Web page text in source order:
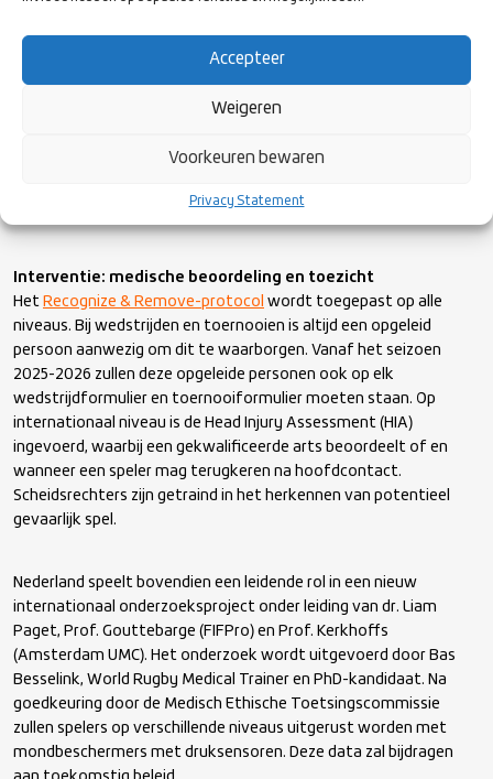
Accepteer
Weigeren
Voorkeuren bewaren
Privacy Statement
basis van videobeelden schorsingen kan opleggen bij gevaarlijk
contact ook een non contact vorm van Rugby genaamd
en clubs krijgen ondersteuning van Rugby Nederland als ze hun
Interventie: medische beoordeling en toezicht
Het Recognize & Remove-protocol wordt toegepast op alle
niveaus. Bij wedstrijden en toernooien is altijd een opgeleid
persoon aanwezig om dit te waarborgen. Vanaf het seizoen
2025-2026 zullen deze opgeleide personen ook op elk
wedstrijdformulier en toernooiformulier moeten staan. Op
internationaal niveau is de Head Injury Assessment (HIA)
ingevoerd, waarbij een gekwalificeerde arts beoordeelt of en
wanneer een speler mag terugkeren na hoofdcontact.
Scheidsrechters zijn getraind in het herkennen van potentieel
gevaarlijk spel.
Nederland speelt bovendien een leidende rol in een nieuw
internationaal onderzoeksproject onder leiding van dr. Liam
Paget, Prof. Gouttebarge (FIFPro) en Prof. Kerkhoffs
(Amsterdam UMC). Het onderzoek wordt uitgevoerd door Bas
Besselink, World Rugby Medical Trainer en PhD-kandidaat. Na
goedkeuring door de Medisch Ethische Toetsingscommissie
zullen spelers op verschillende niveaus uitgerust worden met
mondbeschermers met druksensoren. Deze data zal bijdragen